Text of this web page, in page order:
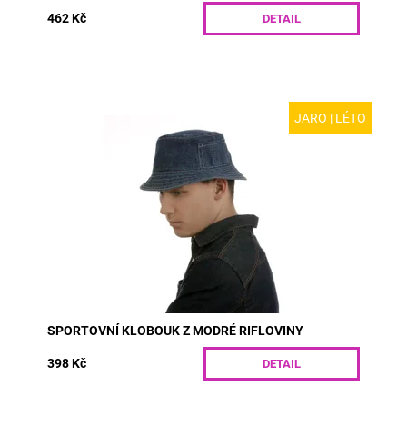
462 Kč DETAIL
JARO | LÉTO
MODEL: D06 | Sportovní klobouk z modré rifloviny s
kapsičkou vhodný pro jaro a léto. Tento oblíbený model
se hodí pro ženy i muže. Krempa s...
Skladem
D06/55
SPORTOVNÍ KLOBOUK Z MODRÉ RIFLOVINY
398 Kč DETAIL